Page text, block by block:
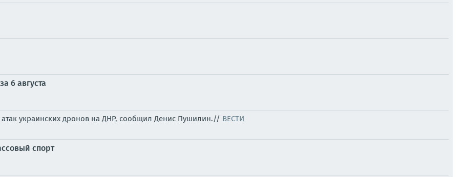
6 августа
украинских дронов на ДНР, сообщил Денис Пушилин.// ВЕСТИ
спорт